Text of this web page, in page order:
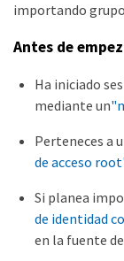
importando
Antes de
Ha iniciado
mediante un
Perteneces a
de acceso
Si planea
de identidad
en la fuente